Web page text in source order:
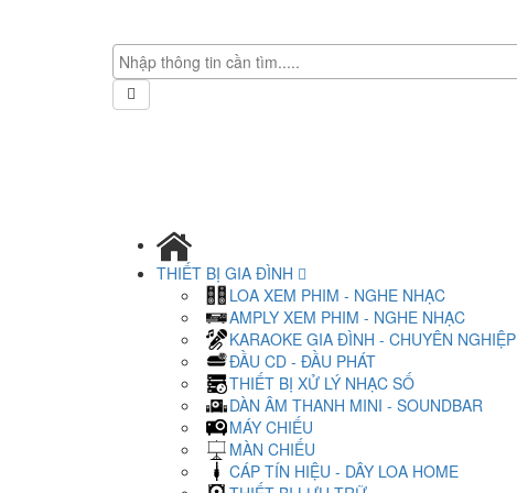
THIẾT BỊ GIA ĐÌNH
LOA XEM PHIM - NGHE NHẠC
AMPLY XEM PHIM - NGHE NHẠC
KARAOKE GIA ĐÌNH - CHUYÊN NGHIỆP
ĐẦU CD - ĐẦU PHÁT
THIẾT BỊ XỬ LÝ NHẠC SỐ
DÀN ÂM THANH MINI - SOUNDBAR
MÁY CHIẾU
MÀN CHIẾU
CÁP TÍN HIỆU - DÂY LOA HOME